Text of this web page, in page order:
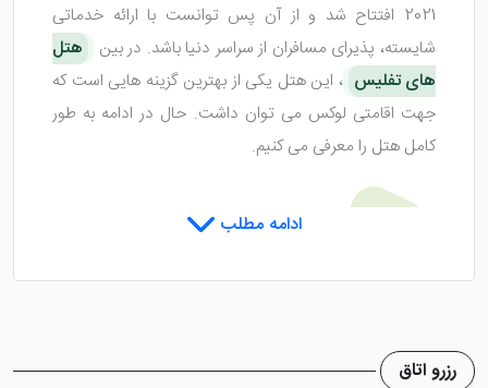
2021 افتتاح شد و از آن پس توانست با ارائه خدماتی
شایسته، پذیرای مسافران از سراسر دنیا باشد. در بین
هتل
های تفلیس ، این هتل یکی از بهترین گزینه هایی است که
جهت اقامتی لوکس می توان داشت. حال در ادامه به طور
کامل هتل را معرفی می کنیم.
اتاق های هتل مگنولیا تفلیس
بخش می کند. این اتاق ها از دیزاین های متفاوتی برخوردار
ادامه مطلب
رزرو اتاق